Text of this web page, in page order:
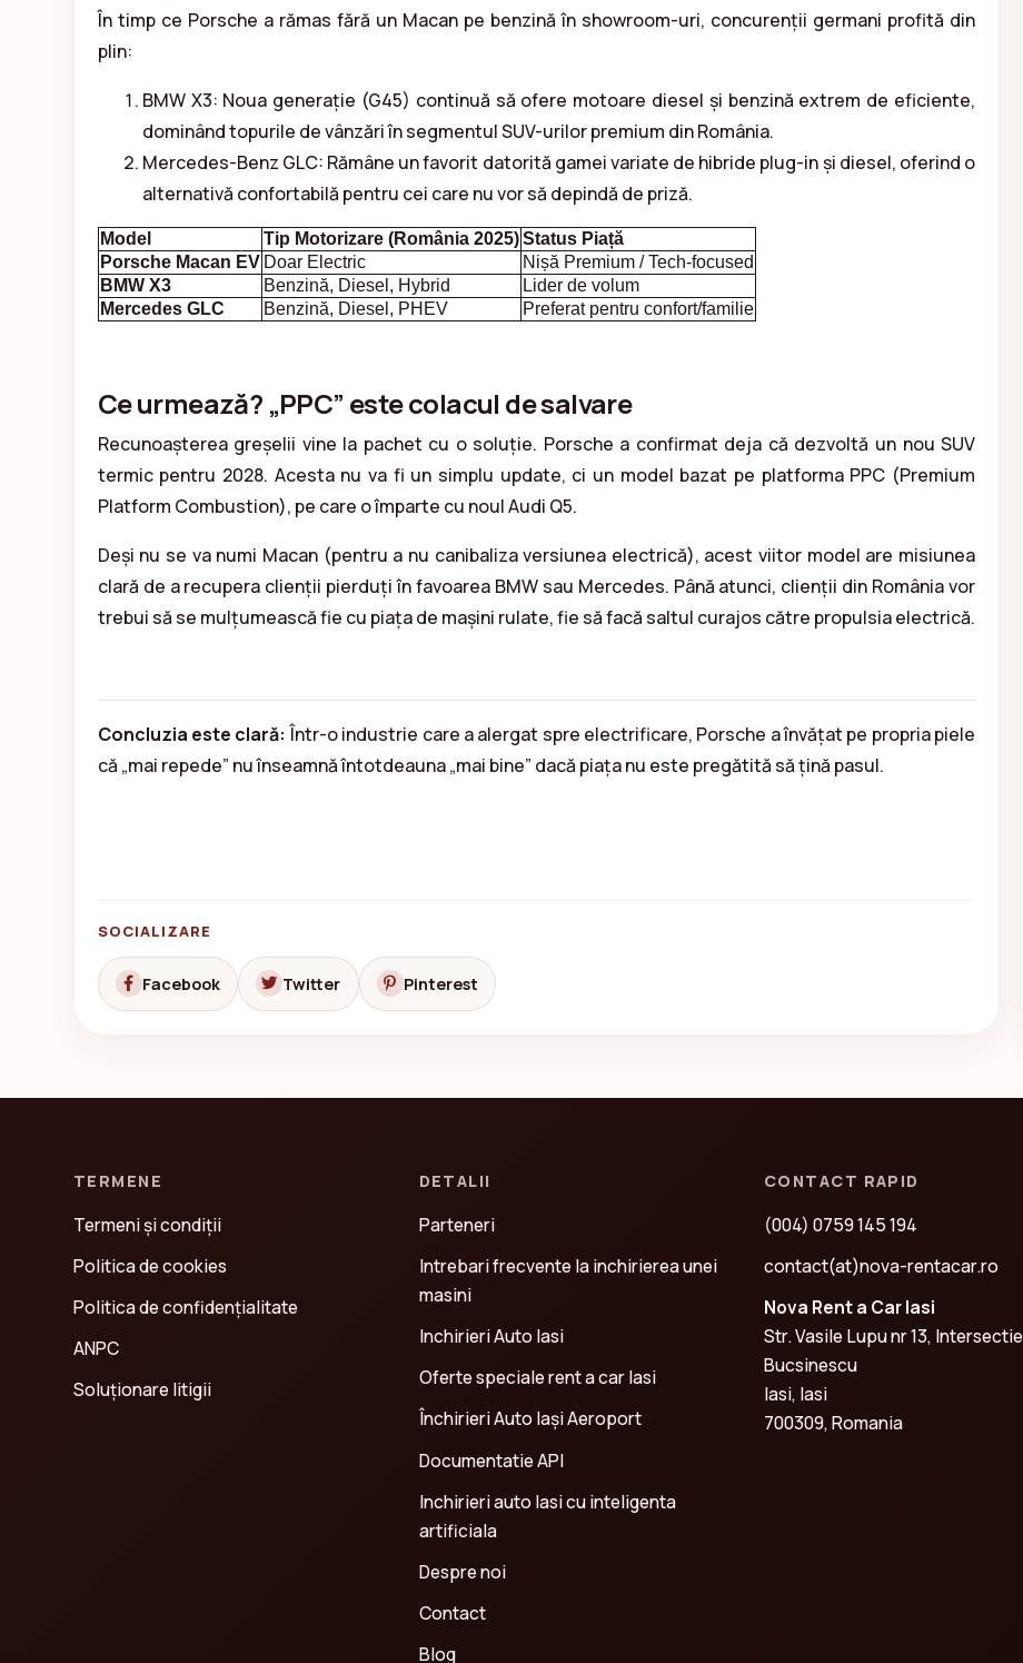
În timp ce Porsche a rămas fără un Macan pe benzină în showroom-uri, concurenții germani profită din
plin:
BMW X3: Noua generație (G45) continuă să ofere motoare diesel și benzină extrem de eficiente,
dominând topurile de vânzări în segmentul SUV-urilor premium din România.
Mercedes-Benz GLC: Rămâne un favorit datorită gamei variate de hibride plug-in și diesel, oferind o
alternativă confortabilă pentru cei care nu vor să depindă de priză.
Model Tip Motorizare (România 2025)Status Piață
Porsche Macan EV Doar Electric
Nișă Premium / Tech-focused
BMW X3
Benzină, Diesel, Hybrid
Lider de volum
Mercedes GLC
Benzină, Diesel, PHEV Preferat pentru confort/familie
Ce urmează? „PPC” este colacul de salvare
Recunoașterea greșelii vine la pachet cu o soluție. Porsche a confirmat deja că dezvoltă un nou SUV
termic pentru 2028. Acesta nu va fi un simplu update, ci un model bazat pe platforma PPC (Premium
Platform Combustion), pe care o împarte cu noul Audi Q5.
Deși nu se va numi Macan (pentru a nu canibaliza versiunea electrică), acest viitor model are misiunea
clară de a recupera clienții pierduți în favoarea BMW sau Mercedes. Până atunci, clienții din România vor
trebui să se mulțumească fie cu piața de mașini rulate, fie să facă saltul curajos către propulsia electrică.
Concluzia este clară: Într-o industrie care a alergat spre electrificare, Porsche a învățat pe propria piele
că „mai repede” nu înseamnă întotdeauna „mai bine” dacă piața nu este pregătită să țină pasul.
SOCIALIZARE
Facebook Twitter Pinterest
TERMENE
Termeni și condiții
Politica de cookies
Politica de confidenţialitate
ANPC
Soluționare litigii
DETALII
Parteneri
Intrebari frecvente la inchirierea unei
masini
Inchirieri Auto Iasi
Oferte speciale rent a car Iasi
Închirieri Auto Iași Aeroport
Documentatie API
Inchirieri auto Iasi cu inteligenta
artificiala
Despre noi
Contact
Blog
CONTACT RAPID
(004) 0759 145 194
contact(at)nova-rentacar.ro
Nova Rent a Car Iasi
Str. Vasile Lupu nr 13, Intersectie
Bucsinescu
Iasi, Iasi
700309, Romania